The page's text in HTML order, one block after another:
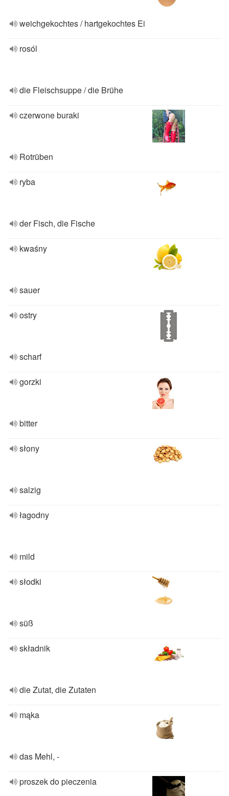
weichgekochtes / hartgekochtes Ei
rosól
die Fleischsuppe / die Brühe
czerwone buraki
Rotrüben
ryba
der Fisch, die Fische
kwaśny
sauer
ostry
scharf
gorzki
bitter
słony
salzig
łagodny
mild
słodki
süß
składnik
die Zutat, die Zutaten
mąka
das Mehl, -
proszek do pieczenia